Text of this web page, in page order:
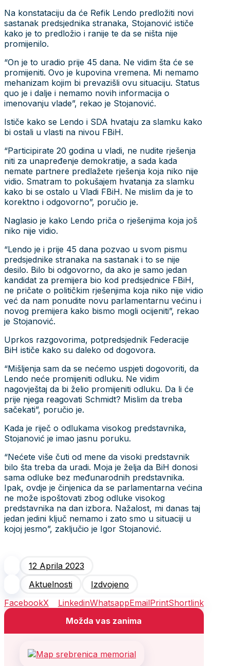
Na konstataciju da će Refik Lendo predložiti novi
sastanak predsjednika stranaka, Stojanović ističe
kako je to predložio i ranije te da se ništa nije
promijenilo.
“On je to uradio prije 45 dana. Ne vidim šta će se
promijeniti. Ovo je kupovina vremena. Mi nemamo
mehanizam kojim bi prevazišli ovu situaciju. Status
quo je i dalje i nemamo novih informacija o
imenovanju vlade”, rekao je Stojanović.
Ističe kako se Lendo i SDA hvataju za slamku kako
bi ostali u vlasti na nivou FBiH.
“Participirate 20 godina u vladi, ne nudite rješenja
niti za unapređenje demokratije, a sada kada
nemate partnere predlažete rješenja koja niko nije
vidio. Smatram to pokušajem hvatanja za slamku
kako bi se ostalo u Vladi FBiH. Ne mislim da je to
korektno i odgovorno”, poručio je.
Naglasio je kako Lendo priča o rješenjima koja još
niko nije vidio.
“Lendo je i prije 45 dana pozvao u svom pismu
predsjednike stranaka na sastanak i to se nije
desilo. Bilo bi odgovorno, da ako je samo jedan
kandidat za premijera bio kod predsjednice FBiH,
ne pričate o političkim rješenjima koja niko nije vidio
već da nam ponudite novu parlamentarnu većinu i
novog premijera kako bismo mogli ocijeniti”, rekao
je Stojanović.
Uprkos razgovorima, potpredsjednik Federacije
BiH ističe kako su daleko od dogovora.
“Mišljenja sam da se nećemo uspjeti dogovoriti, da
Lendo neće promijeniti odluku. Ne vidim
nagovještaj da bi želio promijeniti odluku. Da li će
prije njega reagovati Schmidt? Mislim da treba
sačekati”, poručio je.
Kada je riječ o odlukama visokog predstavnika,
Stojanović je imao jasnu poruku.
“Nećete više čuti od mene da visoki predstavnik
bilo šta treba da uradi. Moja je želja da BiH donosi
sama odluke bez međunarodnih predstavnika.
Ipak, ovdje je činjenica da se parlamentarna većina
ne može ispoštovati zbog odluke visokog
predstavnika na dan izbora. Nažalost, mi danas taj
jedan jedini ključ nemamo i zato smo u situaciji u
kojoj jesmo”, zaključio je Igor Stojanović.
12 Aprila 2023
Aktuelnosti
Izdvojeno
FacebookX LinkedinWhatsappEmailPrintShortlink
Možda vas zanima